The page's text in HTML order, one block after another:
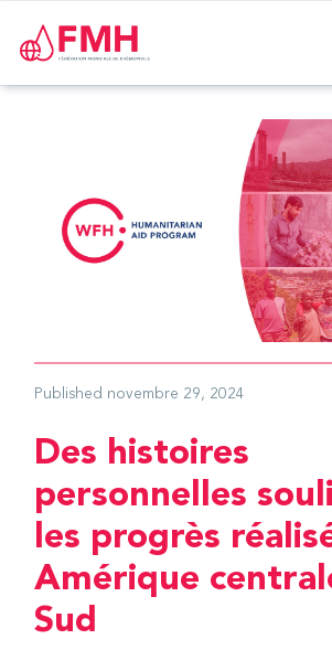
Published novembre 29, 2024
Des histoires
personnelles
les progrès
Amérique
Sud